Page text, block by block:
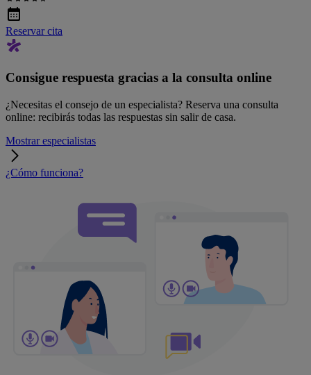
Reservar cita
Consigue respuesta gracias a la consulta online
¿Necesitas el consejo de un especialista? Reserva una consulta
online: recibirás todas las respuestas sin salir de casa.
Mostrar especialistas
¿Cómo funciona?